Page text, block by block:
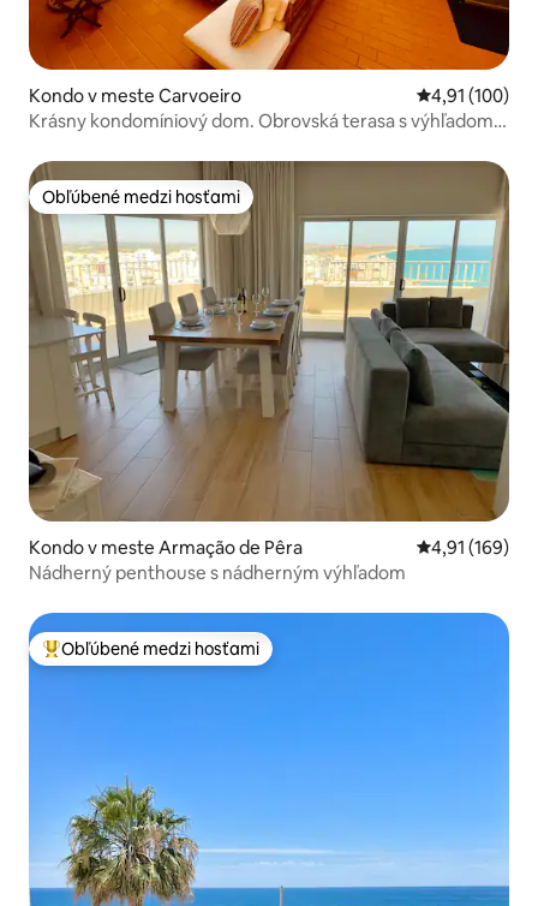
Kondo v meste Carvoeiro Priemerné
4,91 (100)
Krásny kondomíniový dom. Obrovská terasa s výhľadom
Obľúbené medzi hosťami
Obľúbené medzi hosťami
Kondo v meste Armação de Pêra Priemerné
4,91 (169)
Nádherný penthouse s nádherným výhľadom
Najobľúbenejšie medzi hosťami
Obľúbené medzi hosťami